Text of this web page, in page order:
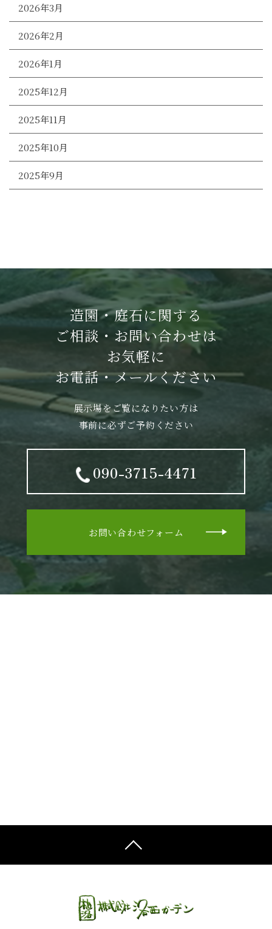
2026年3月
2026年2月
2026年1月
2025年12月
2025年11月
2025年10月
2025年9月
造園・庭石に関する
ご相談・お問い合わせは
お気軽に
お電話・メールください
展示場をご覧になりたい方は
事前に必ずご予約ください
090-3715-4471
お問い合わせフォーム